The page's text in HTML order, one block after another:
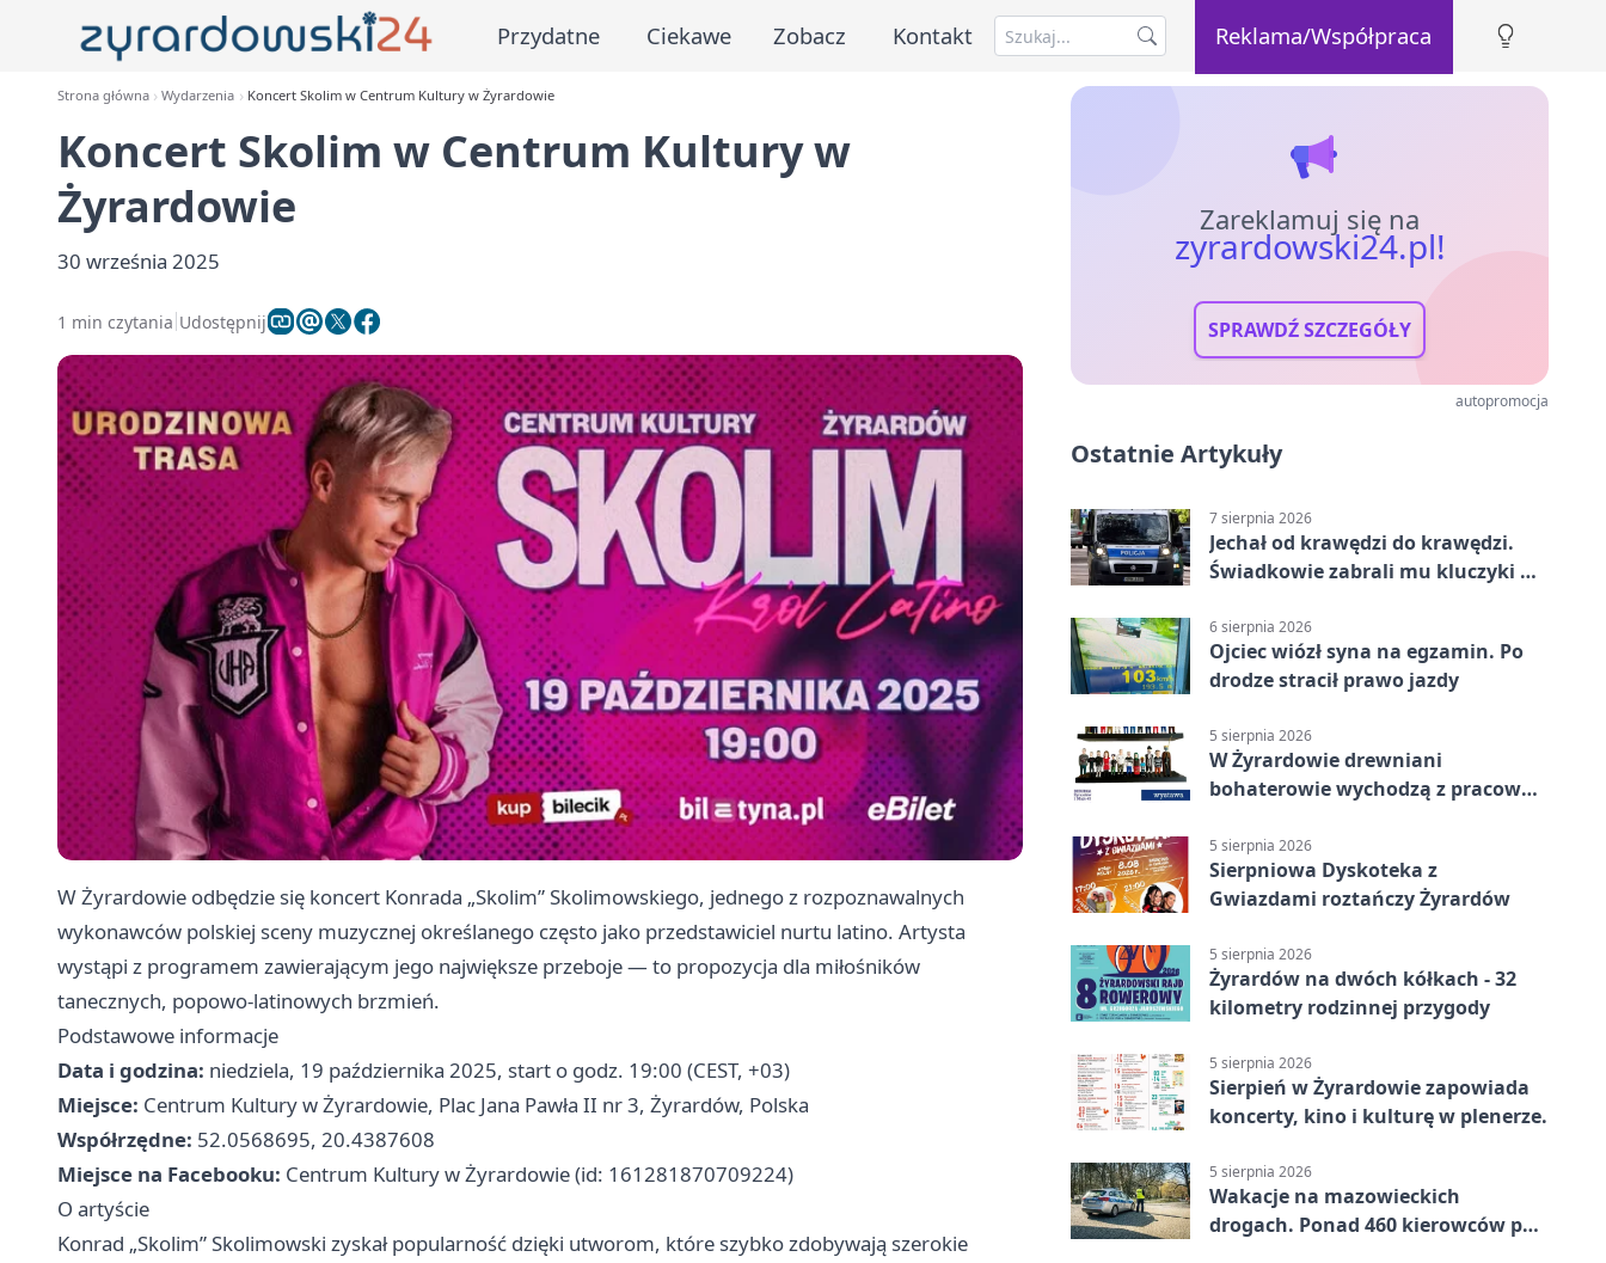
Przydatne Ciekawe Zobacz Kontakt Reklama/Współpraca
Strona główna Wydarzenia Koncert Skolim w Centrum Kultury w Żyrardowie
Koncert Skolim w Centrum Kultury w
Żyrardowie
30 września 2025
1 min czytania Udostępnij
W Żyrardowie odbędzie się koncert Konrada „Skolim” Skolimowskiego, jednego z rozpoznawalnych
wykonawców polskiej sceny muzycznej określanego często jako przedstawiciel nurtu latino. Artysta
wystąpi z programem zawierającym jego największe przeboje — to propozycja dla miłośników
tanecznych, popowo-latinowych brzmień.
Podstawowe informacje
Data i godzina: niedziela, 19 października 2025, start o godz. 19:00 (CEST, +03)
Miejsce: Centrum Kultury w Żyrardowie, Plac Jana Pawła II nr 3, Żyrardów, Polska
Współrzędne: 52.0568695, 20.4387608
Miejsce na Facebooku: Centrum Kultury w Żyrardowie (id: 161281870709224)
O artyście
Konrad „Skolim” Skolimowski zyskał popularność dzięki utworom, które szybko zdobywają szerokie
Zareklamuj się na
zyrardowski24.pl!
SPRAWDŹ SZCZEGÓŁY
autopromocja
Ostatnie Artykuły
7 sierpnia 2026
Jechał od krawędzi do krawędzi.
Świadkowie zabrali mu kluczyki w
6 sierpnia 2026
Ojciec wiózł syna na egzamin. Po
drodze stracił prawo jazdy
5 sierpnia 2026
W Żyrardowie drewniani
bohaterowie wychodzą z pracowni
5 sierpnia 2026
Sierpniowa Dyskoteka z
Gwiazdami roztańczy Żyrardów
5 sierpnia 2026
Żyrardów na dwóch kółkach - 32
kilometry rodzinnej przygody
5 sierpnia 2026
Sierpień w Żyrardowie zapowiada
koncerty, kino i kulturę w plenerze.
5 sierpnia 2026
Wakacje na mazowieckich
drogach. Ponad 460 kierowców po